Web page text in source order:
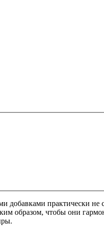
практически не
образом, чтобы они